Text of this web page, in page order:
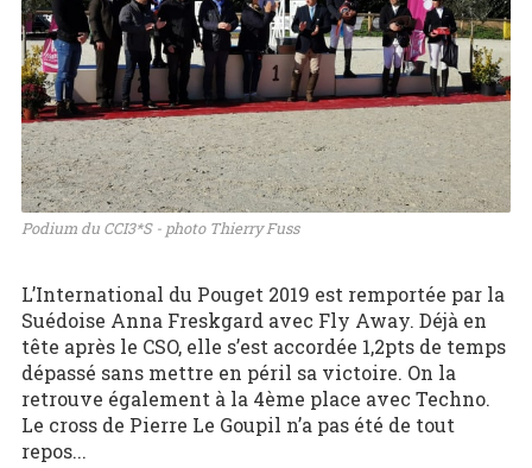
Podium du CCI3*S - photo Thierry Fuss
L’International du Pouget 2019 est remportée par la
Suédoise Anna Freskgard avec Fly Away. Déjà en
tête après le CSO, elle s’est accordée 1,2pts de temps
dépassé sans mettre en péril sa victoire. On la
retrouve également à la 4ème place avec Techno.
Le cross de Pierre Le Goupil n’a pas été de tout
repos...